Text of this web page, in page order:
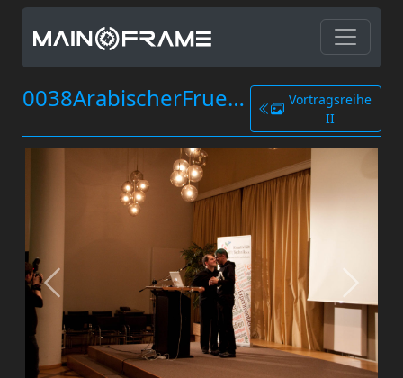
0038ArabischerFruehling.jpg
Vortragsreihe
II